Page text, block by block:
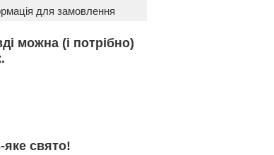
для замовлення
можна (і потрібно)
яке свято!